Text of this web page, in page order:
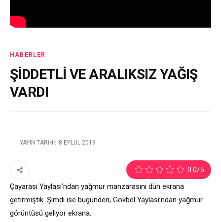
HABERLER
ŞİDDETLİ VE ARALIKSIZ YAĞIŞ
VARDI
YAYIN TARIHI: 8 EYLÜL 2019
0.0/5
Çayarası Yaylası’ndan yağmur manzarasını dün ekrana
getirmiştik. Şimdi ise bugünden, Gökbel Yaylası’ndan yağmur
görüntüsü geliyor ekrana.